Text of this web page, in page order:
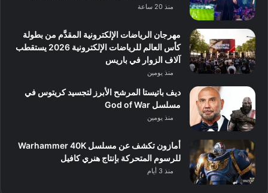
منذ 20 ساعة
مهرجان الرياضات الإلكترونية المقدَّم من بطولة
كأس العالم للرياضات الإلكترونية 2026 يستقطب
آلاف الزوار في باريس
منذ يومين
ديف باتيستا المرشح الأبرز لتجسيد كريتوس في
مسلسل God of War
منذ يومين
أمازون تكشف عن مسلسل Warhammer 40K
للرسوم المتحركة بإنتاج هنري كافيل
منذ 3 أيام